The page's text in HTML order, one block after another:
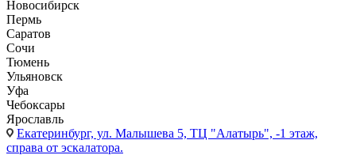
Новосибирск
Пермь
Саратов
Сочи
Тюмень
Ульяновск
Уфа
Чебоксары
Ярославль
Екатеринбург, ул. Малышева 5, ТЦ "Алатырь", -1 этаж,
справа от эскалатора.